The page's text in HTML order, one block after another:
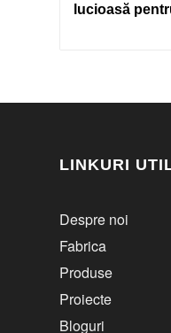
lucioasă
LINKURI
Despre noi
Fabrica
Produse
Proiecte
Bloguri